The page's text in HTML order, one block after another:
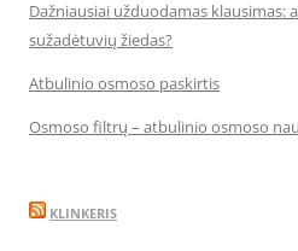
Dažniausiai užduodamas klausimas:
sužadėtuvių žiedas?
Atbulinio osmoso paskirtis
Osmoso filtrų – atbulinio osmoso
KLINKERIS